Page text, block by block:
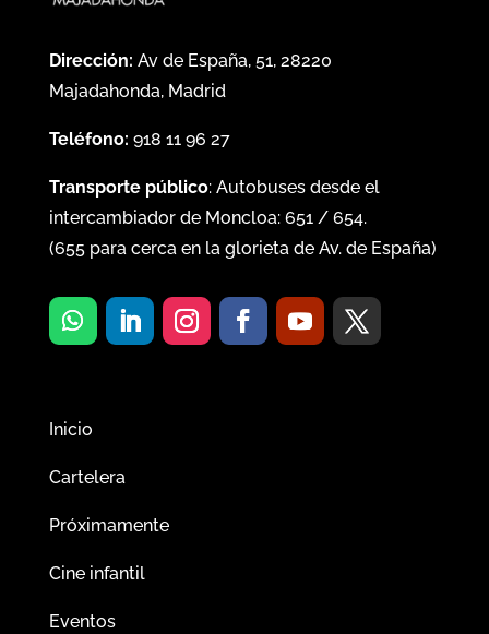
Dirección: Av de España, 51, 28220
Majadahonda, Madrid
Teléfono: 918 11 96 27
Transporte público: Autobuses desde el
intercambiador de Moncloa: 651/ 654.
(655para cerca en la glorieta de Av. de España)
Inicio
Cartelera
Próximamente
Cine infantil
Eventos